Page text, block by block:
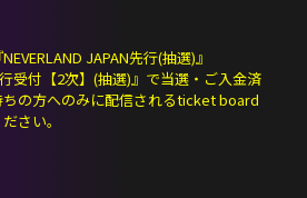
JAPAN先行(抽選)』
行受付【2次】(抽選)』で当選・ご入金済
の方へのみに配信されるticket board
さい。